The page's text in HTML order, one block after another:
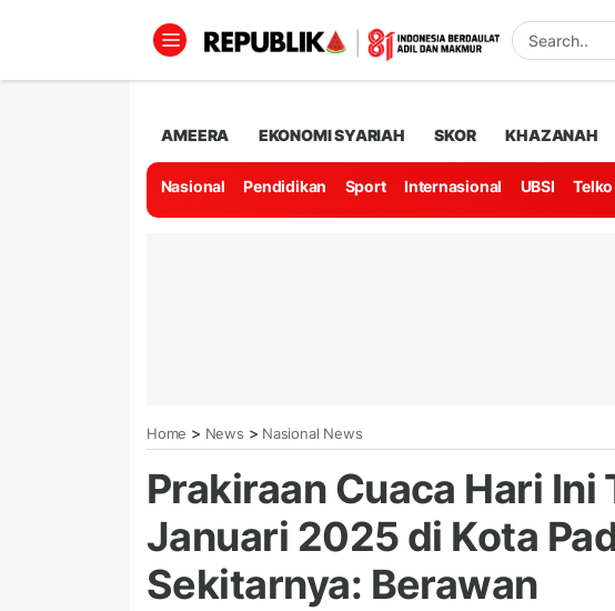
AMEERA EKONOMI SYARIAH SKOR KHAZANAH
Nasional Pendidikan Sport Internasional UBSI
Home > News > Nasional News
Prakiraan Cuaca Hari Ini
Januari 2025 di Kota
Sekitarnya: Berawan